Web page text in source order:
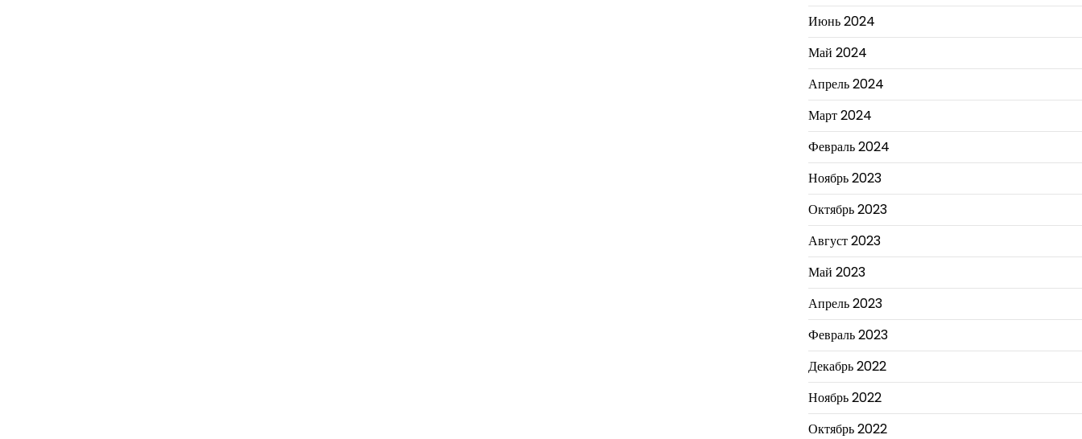
Июнь 2024
Май 2024
Апрель 2024
Март 2024
Февраль 2024
Ноябрь 2023
Октябрь 2023
Август 2023
Май 2023
Апрель 2023
Февраль 2023
Декабрь 2022
Ноябрь 2022
Октябрь 2022